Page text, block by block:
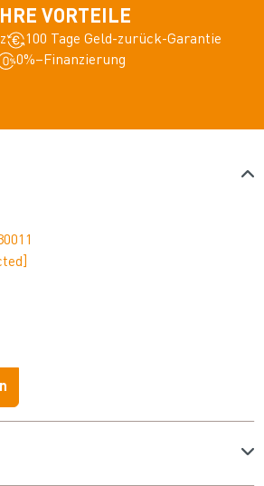
IHRE VORTEILE
100 Tage Geld-zurück-Garantie
0%–Finanzierung